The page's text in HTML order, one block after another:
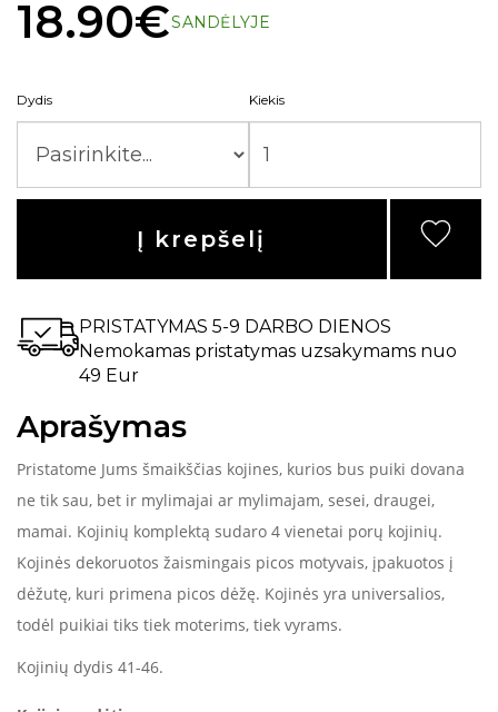
18.90€SANDĖLYJE
Dydis Kiekis
Į krepšelį
PRISTATYMAS 5-9 DARBO DIENOS
Nemokamas pristatymas uzsakymams nuo
49 Eur
Aprašymas
Pristatome Jums šmaikščias kojines, kurios bus puiki dovana
ne tik sau, bet ir mylimajai ar mylimajam, sesei, draugei,
mamai. Kojinių komplektą sudaro 4 vienetai porų kojinių.
Kojinės dekoruotos žaismingais picos motyvais, įpakuotos į
dėžutę, kuri primena picos dėžę. Kojinės yra universalios,
todėl puikiai tiks tiek moterims, tiek vyrams.
Kojinių dydis 41-46.